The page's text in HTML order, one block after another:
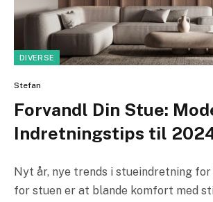
DIVERSE
Stefan
Forvandl Din Stue:
Indretningstips til
Nyt år, nye trends i stueindretning for
for stuen er at blande komfort med